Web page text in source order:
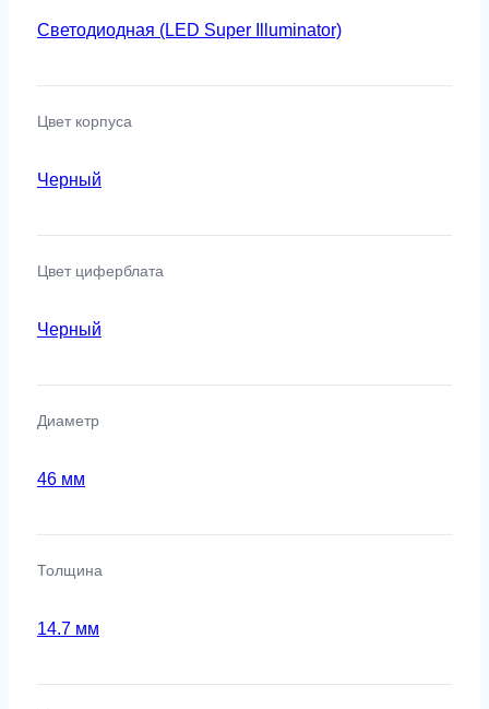
Светодиодная (LED Super Illuminator)
Цвет корпуса
Черный
Цвет циферблата
Черный
Диаметр
46 мм
Толщина
14.7 мм